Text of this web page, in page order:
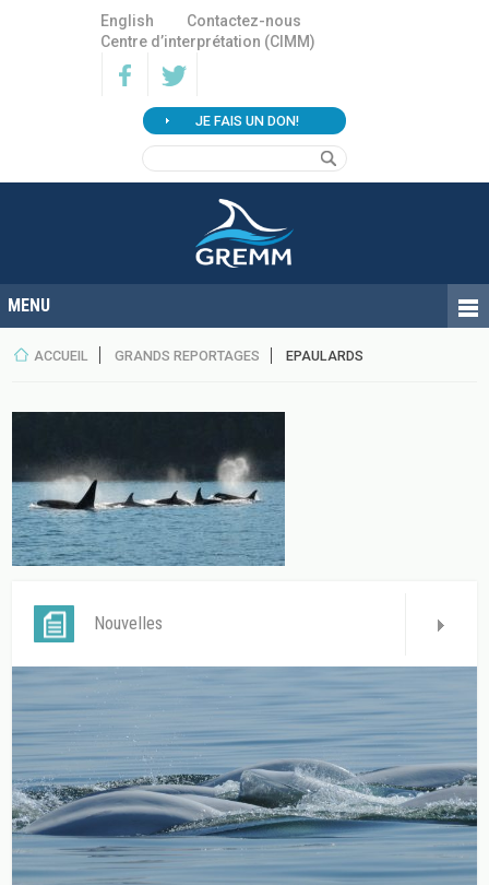
English
Contactez-nous
Centre d’interprétation (CIMM)
JE FAIS UN DON!
ACCUEIL GRANDS REPORTAGES EPAULARDS
Nouvelles